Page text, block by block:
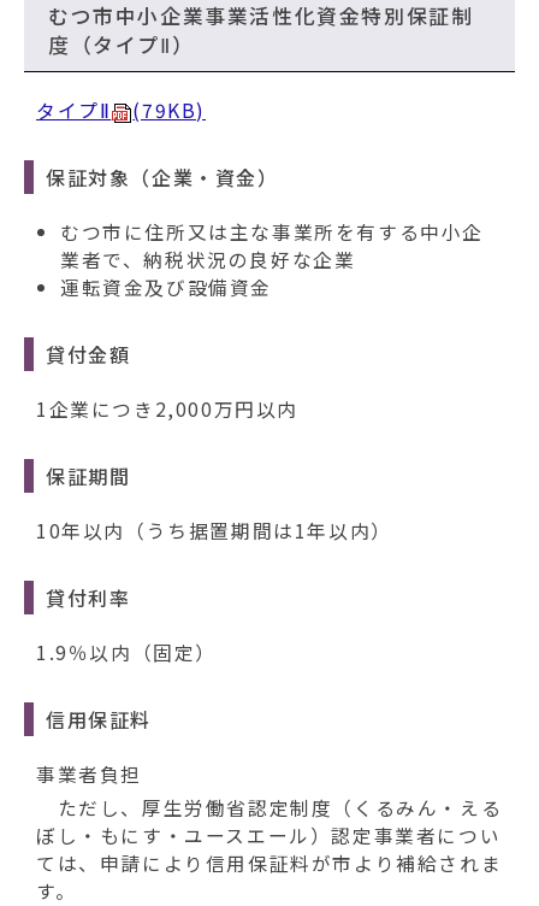
むつ市中小企業事業活性化資金特別保証制
度（タイプⅡ）
タイプⅡ (79KB)
保証対象（企業・資金）
むつ市に住所又は主な事業所を有する中小企
業者で、納税状況の良好な企業
運転資金及び設備資金
貸付金額
1企業につき2,000万円以内
保証期間
10年以内（うち据置期間は1年以内）
貸付利率
1.9％以内（固定）
信用保証料
事業者負担
ただし、厚生労働省認定制度（くるみん・える
ぼし・もにす・ユースエール）認定事業者につい
ては、申請により信用保証料が市より補給されま
す。